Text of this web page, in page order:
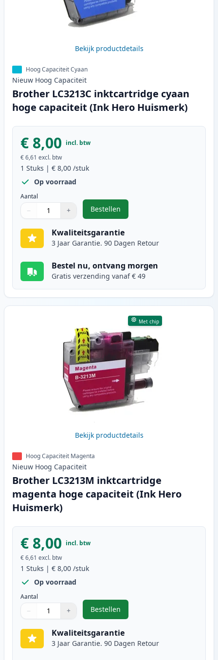
Bekijk productdetails
Hoog Capaciteit Cyaan
Nieuw Hoog Capaciteit
Brother LC3213C inktcartridge cyaan
hoge capaciteit (Ink Hero Huismerk)
€ 8,00 incl. btw
€ 6,61 excl. btw
1 Stuks | € 8,00 /stuk
Op voorraad
Aantal
Gebruik de knoppen om aan te passen
− +
1
Bestellen
,Brother LC3213C inktcartridge
Kwaliteitsgarantie
3 Jaar Garantie. 90 Dagen Retour
Bestel nu, ontvang morgen
Gratis verzending vanaf € 49
Met chip
Bekijk productdetails
Hoog Capaciteit Magenta
Nieuw Hoog Capaciteit
Brother LC3213M inktcartridge
magenta hoge capaciteit (Ink Hero
Huismerk)
€ 8,00 incl. btw
€ 6,61 excl. btw
1 Stuks | € 8,00 /stuk
Op voorraad
Aantal
Gebruik de knoppen om aan te passen
− +
1
Bestellen
,Brother LC3213M inktcartridge
Kwaliteitsgarantie
3 Jaar Garantie. 90 Dagen Retour